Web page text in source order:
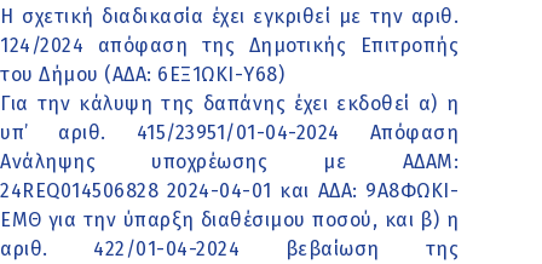
Η σχετική διαδικασία έχει εγκριθεί με την αριθ.
124/2024 απόφαση της Δημοτικής Επιτροπής
του Δήμου (ΑΔΑ: 6ΕΞ1ΩΚΙ-Υ68)
Για την κάλυψη της δαπάνης έχει εκδοθεί α) η
υπ’ αριθ. 415/23951/01-04-2024 Απόφαση
Ανάληψης υποχρέωσης με ΑΔΑΜ:
24REQ014506828 2024-04-01 και ΑΔΑ: 9Α8ΦΩΚΙ-
ΕΜΘ για την ύπαρξη διαθέσιμου ποσού, και β) η
αριθ. 422/01-04-2024 βεβαίωση της